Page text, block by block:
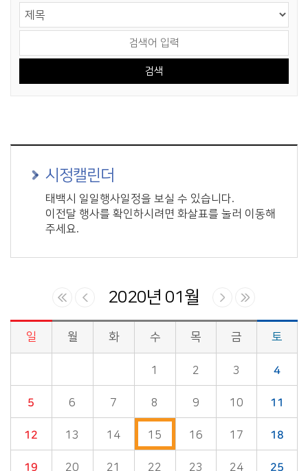
시정캘린더
태백시 일일행사일정을 보실 수 있습니다.
이전달 행사를 확인하시려면 화살표를 눌러 이동해
주세요.
2020년 01월
시정소식>시정 캘린더 게시판의 (2020년 01월) 달력형태로 일정명, 일정내용을 제공합니다.
일 월 화 수 목 금 토
1 2 3 4
5 6 7 8 9 10 11
12 13 14 15 16 17 18
19 20 21 22 23 24 25